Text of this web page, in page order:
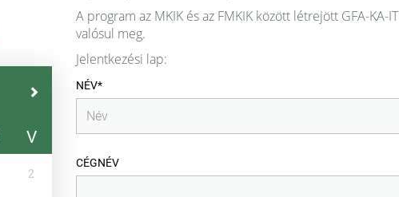
V
2
A program az MKIK és az FMKIK között létrejött GFA-
valósul meg.
Jelentkezési lap:
NÉV*
CÉGNÉV